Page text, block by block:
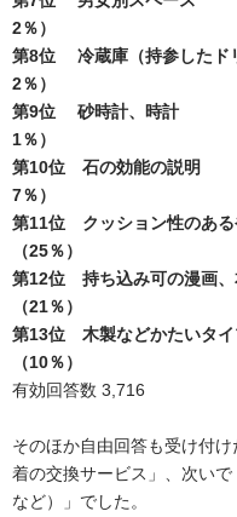
2％）
第8位 冷蔵庫（持参したド
2％）
第9位 砂時計
1％）
第10位 石の効
7％）
第11位 クッション性の
（25％）
第12位 持ち込
（21％）
第13位 木製など
（10％）
有効回答数 3,716
そのほか自由回答も受け付
着の交換サービス」、次い
など）」でした。